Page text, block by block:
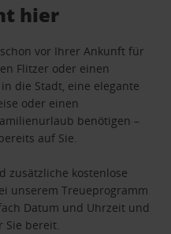
hier
vor Ihrer Ankunft für
Flitzer oder einen
die Stadt, eine elegante
oder einen
benötigen –
auf Sie.
zusätzliche kostenlose
unserem Treueprogramm
Datum und Uhrzeit und
bereit.